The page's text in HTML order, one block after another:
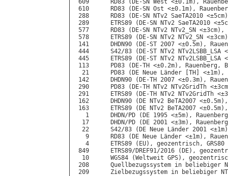
609      RD83 (DE-SN West <±0.1m),
610      RD83 (DE-SN Ost <±0.1m),
288      RD83 (DE-SN NTv2 SaeTA2010
289      ETRS89 (DE-SN NTv2 SaeTA2010
577      RD83 (DE-SN NTv2 NTv2_SN
578      ETRS89 (DE-SN NTv2 NTv2_SN
141      DHDN90 (DE-ST 2007 <±0.5m),
444      S42/83 (DE-ST NTv2 NTv2LSBB_LSA
445      ETRS89 (DE-ST NTv2
113      PD83 (DE-TH <±0.2m), Rauenberg,
21      PD83 (DE Neue Länder [TH] <±1m),
142      DHDN90 (DE-TH 2007 <±0.3m),
290      PD83 (DE-TH NTv2 NTv2GridTh
291      ETRS89 (DE-TH NTv2 NTv2GridTh
162      DHDN90 (DE NTv2 BeTA2007
163      ETRS89 (DE NTv2 BeTA2007
1      DHDN/PD (DE 1995 <±5m),
17      DHDN/PD (DE 2001 <±3m),
22      S42/83 (DE Neue Länder 2001
9      RD83 (DE Neue Länder <±1m),
   4      ETRS89 (EU), geozentrisch, GRS80
849      ETRS89/DREF91/2016 (DE),
10      WGS84 (Weltweit GPS),
208      Quellbezugssystem in beliebiger
209      Zielbezugssystem in beliebiger